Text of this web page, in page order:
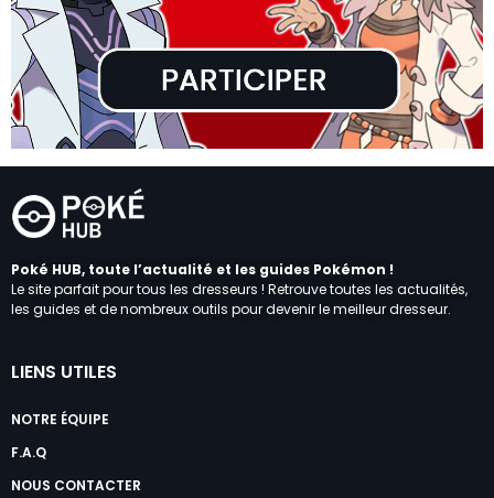
Poké HUB, toute l’actualité et les guides Pokémon !
Le site parfait pour tous les dresseurs ! Retrouve toutes les actualités,
les guides et de nombreux outils pour devenir le meilleur dresseur.
LIENS UTILES
NOTRE ÉQUIPE
F.A.Q
NOUS CONTACTER